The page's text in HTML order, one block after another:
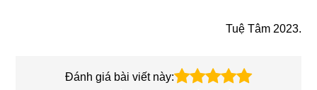
Tuệ Tâm 2023.
Đánh giá bài viết này: